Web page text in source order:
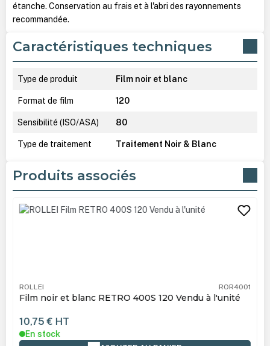
étanche. Conservation au frais et à l'abri des rayonnements
recommandée.
Caractéristiques techniques
Type de produit Film noir et blanc
Format de film 120
Sensibilité (ISO/ASA) 80
Type de traitement Traitement Noir & Blanc
Produits associés
Ignorer la galerie de produits
ROLLEI ROR4001
Film noir et blanc RETRO 400S 120 Vendu à l'unité
10,75 € HT
En stock